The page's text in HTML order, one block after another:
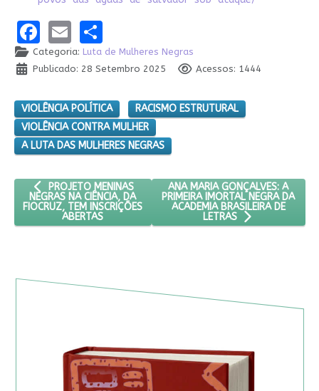
Facebook
EmailShare
Categoria: Luta de Mulheres Negras
Publicado: 28 Setembro 2025
Acessos: 1444
VIOLÊNCIA POLÍTICA
RACISMO ESTRUTURAL
VIOLÊNCIA CONTRA MULHER
A LUTA DAS MULHERES NEGRAS
ARTIGO ANTERIOR: PROJETO MENINAS NEGRAS NA CIÊNCIA,
PROJETO MENINAS
NEGRAS NA CIÊNCIA, DA
FIOCRUZ, TEM INSCRIÇÕES
ABERTAS
PRÓXIMO ARTIGO: ANA MARIA
ANA MARIA GONÇALVES: A
PRIMEIRA IMORTAL NEGRA DA
ACADEMIA BRASILEIRA DE
LETRAS